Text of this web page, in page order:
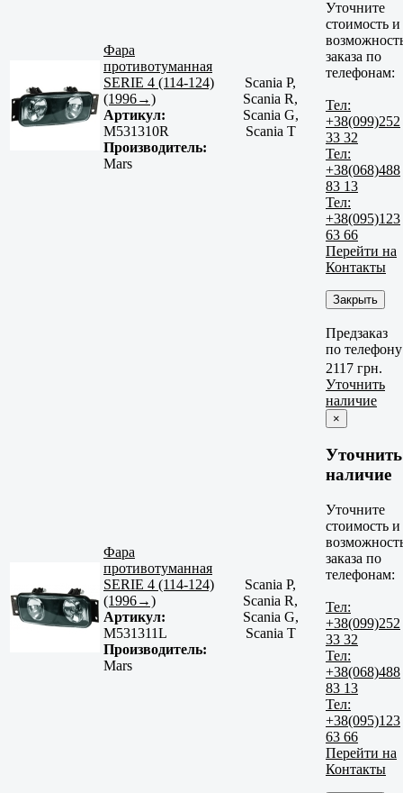
Фара
противотуманная
SERIE 4 (114-124)
(1996→)
Артикул:
M531310R
Производитель:
Mars
Scania P,
Scania R,
Scania G,
Scania T
Уточните
стоимость и
заказа по
телефонам:
Тел:
+38(099)252
33 32
Тел:
+38(068)488
83 13
Тел:
+38(095)123
63 66
Перейти на
Контакты
Закрыть
Предзаказ
по телефону
Фара
противотуманная
SERIE 4 (114-124)
(1996→)
Артикул:
M531311L
Производитель:
Mars
Scania P,
Scania R,
Scania G,
Scania T
2117 грн.
Уточнить
наличие
×
Уточнить
наличие
Уточните
стоимость и
заказа по
телефонам:
Тел:
+38(099)252
33 32
Тел:
+38(068)488
83 13
Тел:
+38(095)123
63 66
Перейти на
Контакты